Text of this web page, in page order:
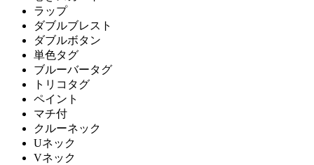
ラップ
ダブルブレスト
ダブルボタン
単色タグ
ブルーバータグ
トリコタグ
ペイント
マチ付
クルーネック
Uネック
Vネック